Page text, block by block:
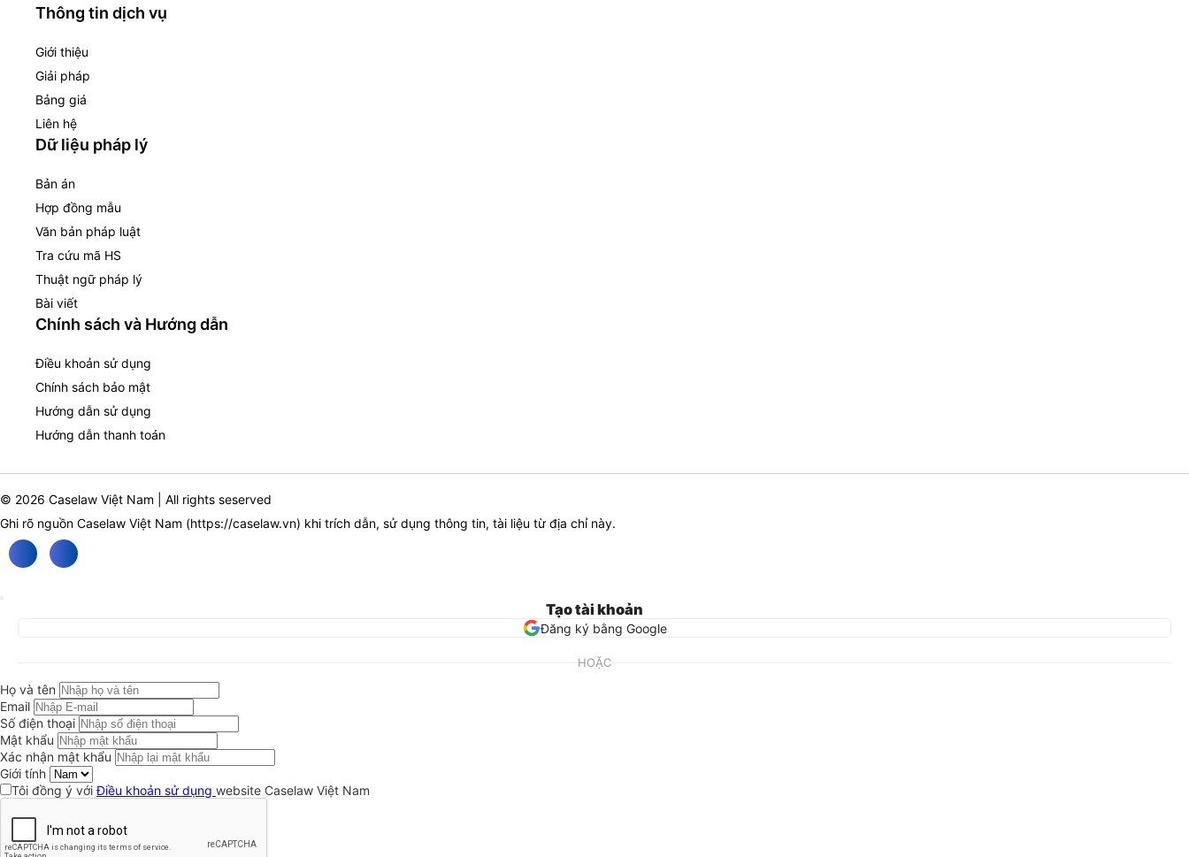
Thông tin dịch vụ
Giới thiệu
Giải pháp
Bảng giá
Liên hệ
Dữ liệu pháp lý
Bản án
Hợp đồng mẫu
Văn bản pháp luật
Tra cứu mã HS
Thuật ngữ pháp lý
Bài viết
Chính sách và Hướng dẫn
Điều khoản sử dụng
Chính sách bảo mật
Hướng dẫn sử dụng
Hướng dẫn thanh toán
© 2026 Caselaw Việt Nam | All rights seserved
Ghi rõ nguồn Caselaw Việt Nam (https://caselaw.vn) khi trích dẫn, sử dụng thông tin, tài liệu từ địa chỉ này.
Tạo tài khoản
Đăng ký bằng Google
HOẶC
Họ và tên
Email
Số điện thoại
Mật khẩu
Xác nhận mật khẩu
Giới tính
Tôi đồng ý vớiĐiều khoản sử dụng website Caselaw Việt Nam